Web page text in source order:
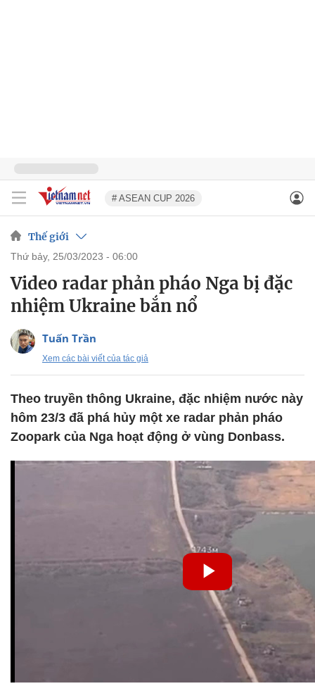
# ASEAN CUP 2026
Thế giới
thứ bảy, 25/03/2023 - 06:00
Video radar phản pháo Nga bị đặc
nhiệm Ukraine bắn nổ
Tuấn Trần
Xem các bài viết của tác giả
Theo truyền thông Ukraine, đặc nhiệm nước này
hôm 23/3 đã phá hủy một xe radar phản pháo
Zoopark của Nga hoạt động ở vùng Donbass.